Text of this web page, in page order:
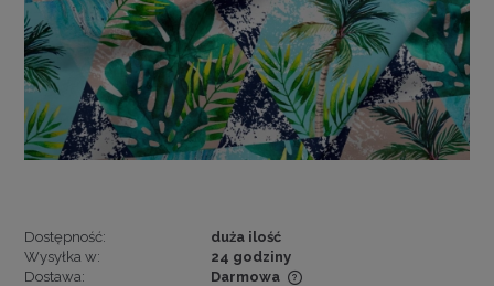
Dostępność:
duża ilość
Wysyłka w:
24 godziny
Dostawa:
Darmowa